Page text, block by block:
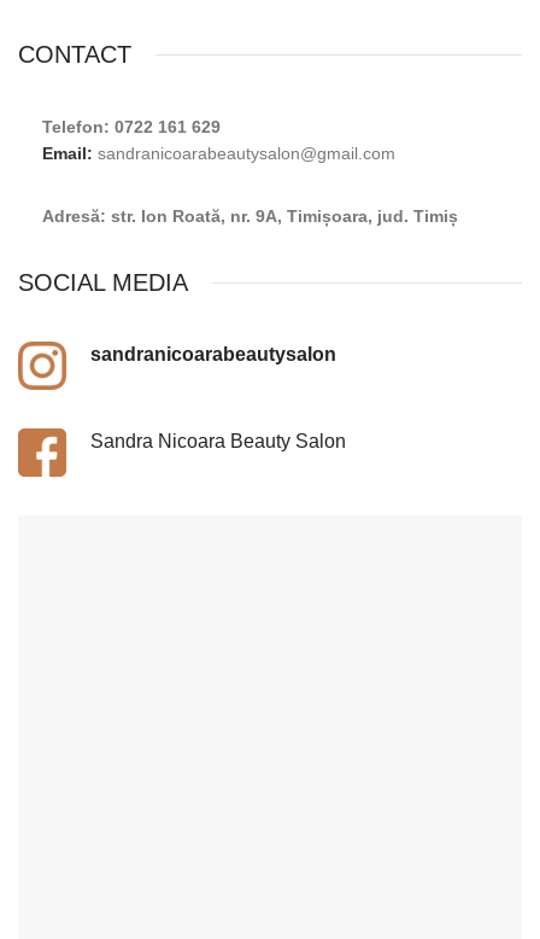
CONTACT
Telefon: 0722 161 629
Email: sandranicoarabeautysalon@gmail.com
Adresă: str. Ion Roată, nr. 9A, Timișoara, jud. Timiș
SOCIAL MEDIA
sandranicoarabeautysalon
Sandra Nicoara Beauty Salon